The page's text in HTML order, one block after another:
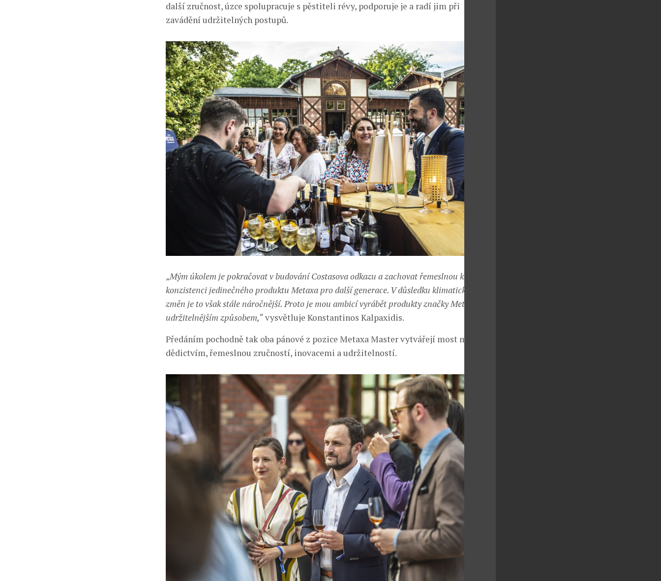
další zručnost, úzce spolupracuje s pěstiteli révy, podporuje je a radí jim při
zavádění udržitelných postupů.
„Mým úkolem je pokračovat v budování Costasova odkazu a zachovat řemeslnou kvalitu a
konzistenci jedinečného produktu Metaxa pro další generace. V důsledku klimatických
změn je to však stále náročnější. Proto je mou ambicí vyrábět produkty značky Metaxa
udržitelnějším způsobem,“ vysvětluje Konstantinos Kalpaxidis.
Předáním pochodně tak oba pánové z pozice Metaxa Master vytvářejí most mezi
dědictvím, řemeslnou zručností, inovacemi a udržitelností.